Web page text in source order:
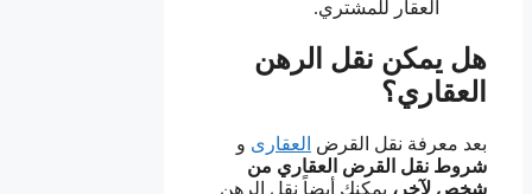
العقار للمشتري.
هل يمكن نقل الرهن
العقاري؟
بعد معرفة نقل القرض العقارى و
شروط نقل القرض العقاري من
شخص لآخر، يمكنك أيضاً نقل الرهن